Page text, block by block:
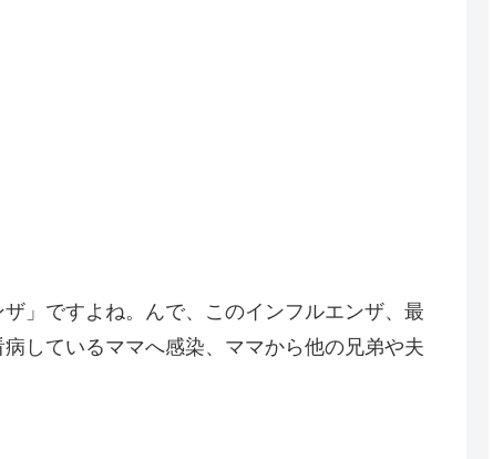
」ですよね。んで、このインフルエンザ、最
しているママへ感染、ママから他の兄弟や夫